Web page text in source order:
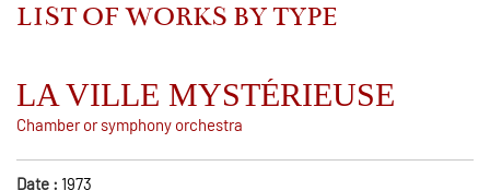
LIST OF WORKS BYTYPE
LA VILLE MYSTÉRIEUSE
Chamber or symphony orchestra
Date : 1973